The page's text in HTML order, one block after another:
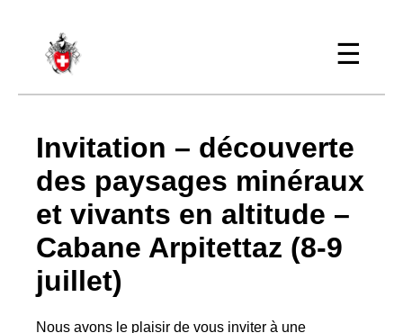
☰
Invitation – découverte
des paysages minéraux
et vivants en altitude –
Cabane Arpitettaz (8-9
juillet)
Nous avons le plaisir de vous inviter à une